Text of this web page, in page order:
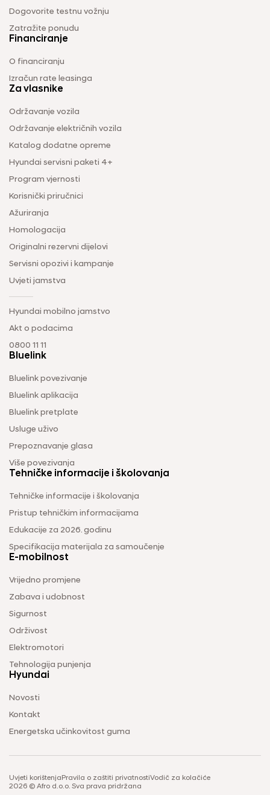
Dogovorite testnu vožnju
Zatražite ponudu
Financiranje
O financiranju
Izračun rate leasinga
Za vlasnike
Održavanje vozila
Održavanje električnih vozila
Katalog dodatne opreme
Hyundai servisni paketi 4+
Program vjernosti
Korisnički priručnici
Ažuriranja
Homologacija
Originalni rezervni dijelovi
Servisni opozivi i kampanje
Uvjeti jamstva
Hyundai mobilno jamstvo
Akt o podacima
0800 11 11
Bluelink
Bluelink povezivanje
Bluelink aplikacija
Bluelink pretplate
Usluge uživo
Prepoznavanje glasa
Više povezivanja
Tehničke informacije i školovanja
Tehničke informacije i školovanja
Pristup tehničkim informacijama
Edukacije za 2026. godinu
Specifikacija materijala za samoučenje
E-mobilnost
Vrijedno promjene
Zabava i udobnost
Sigurnost
Održivost
Elektromotori
Tehnologija punjenja
Hyundai
Novosti
Kontakt
Energetska učinkovitost guma
Uvjeti korištenja Pravila o zaštiti privatnostiVodič za kolačiće
2026 © Afro d.o.o. Sva prava pridržana